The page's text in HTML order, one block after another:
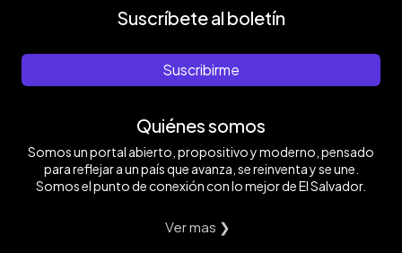
Suscríbete al boletín
Suscribirme
Quiénes somos
Somos un portal abierto, propositivo y moderno, pensado
para reflejar a un país que avanza, se reinventa y se une.
Somos el punto de conexión con lo mejor de El Salvador.
Ver mas ❯